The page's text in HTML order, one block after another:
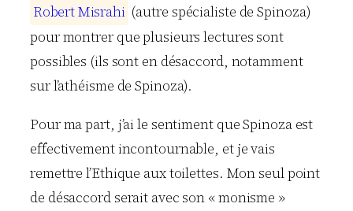
RobertMisrahi (autre spécialiste de Spinoza)
pour montrer que plusieurs lectures sont
possibles (ils sont en désaccord, notamment
sur l’athéisme de Spinoza).
Pour ma part, j’ai le sentiment que Spinoza est
effectivement incontournable, et je vais
remettre l’Ethique aux toilettes. Mon seul point
de désaccord serait avec son « monisme »